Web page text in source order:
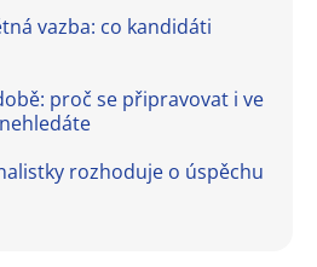
vazba: co kandidáti
proč se připravovat i ve
rozhoduje o úspěchu